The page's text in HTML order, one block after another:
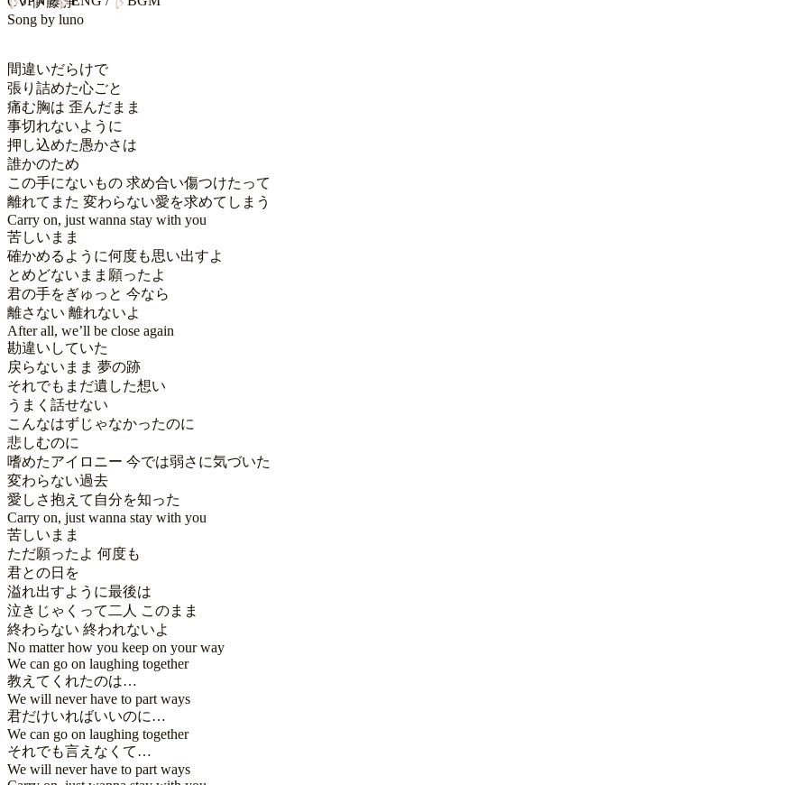
Song by luno
間違いだらけで
張り詰めた心ごと
痛む胸は 歪んだまま
事切れないように
押し込めた愚かさは
誰かのため
この手にないもの 求め合い傷つけたって
離れてまた 変わらない愛を求めてしまう
Carry on, just wanna stay with you
苦しいまま
確かめるように何度も思い出すよ
とめどないまま願ったよ
君の手をぎゅっと 今なら
離さない 離れないよ
After all, we’ll be close again
勘違いしていた
戻らないまま 夢の跡
それでもまだ遺した想い
うまく話せない
こんなはずじゃなかったのに
悲しむのに
嗜めたアイロニー 今では弱さに気づいた
変わらない過去
愛しさ抱えて自分を知った
Carry on, just wanna stay with you
苦しいまま
ただ願ったよ 何度も
君との日を
溢れ出すように最後は
泣きじゃくって二人 このまま
終わらない 終われないよ
No matter how you keep on your way
We can go on laughing together
教えてくれたのは…
We will never have to part ways
君だけいればいいのに…
We can go on laughing together
それでも言えなくて…
We will never have to part ways